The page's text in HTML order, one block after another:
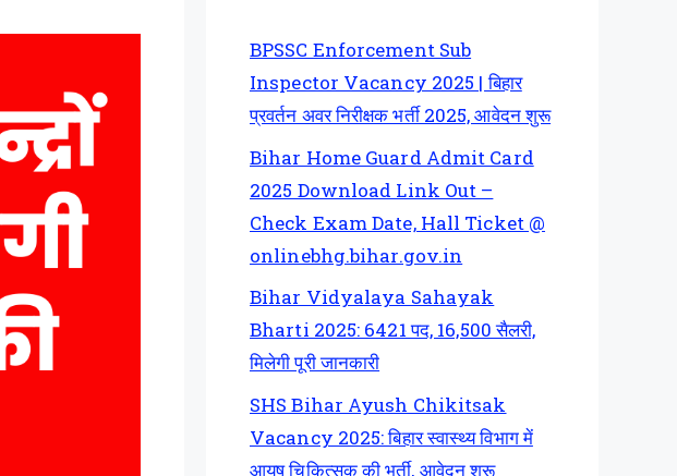
BPSSC Enforcement Sub
Inspector Vacancy 2025 | बिहार
प्रवर्तन अवर निरीक्षक भर्ती 2025, आवेदन शुरू
Bihar Home Guard Admit Card
2025 Download Link Out –
Check Exam Date, Hall Ticket @
onlinebhg.bihar.gov.in
Bihar Vidyalaya Sahayak
Bharti 2025: 6421 पद, 16,500 सैलरी,
मिलेगी पूरी जानकारी
SHS Bihar Ayush Chikitsak
Vacancy 2025: बिहार स्वास्थ्य विभाग में
आयुष चिकित्सक की भर्ती, आवेदन शुरू